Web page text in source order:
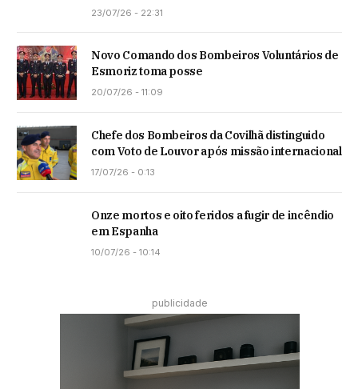
23/07/26 - 22:31
Novo Comando dos Bombeiros Voluntários de
Esmoriz toma posse
20/07/26 - 11:09
Chefe dos Bombeiros da Covilhã distinguido
com Voto de Louvor após missão internacional
17/07/26 - 0:13
Onze mortos e oito feridos a fugir de incêndio
em Espanha
10/07/26 - 10:14
publicidade